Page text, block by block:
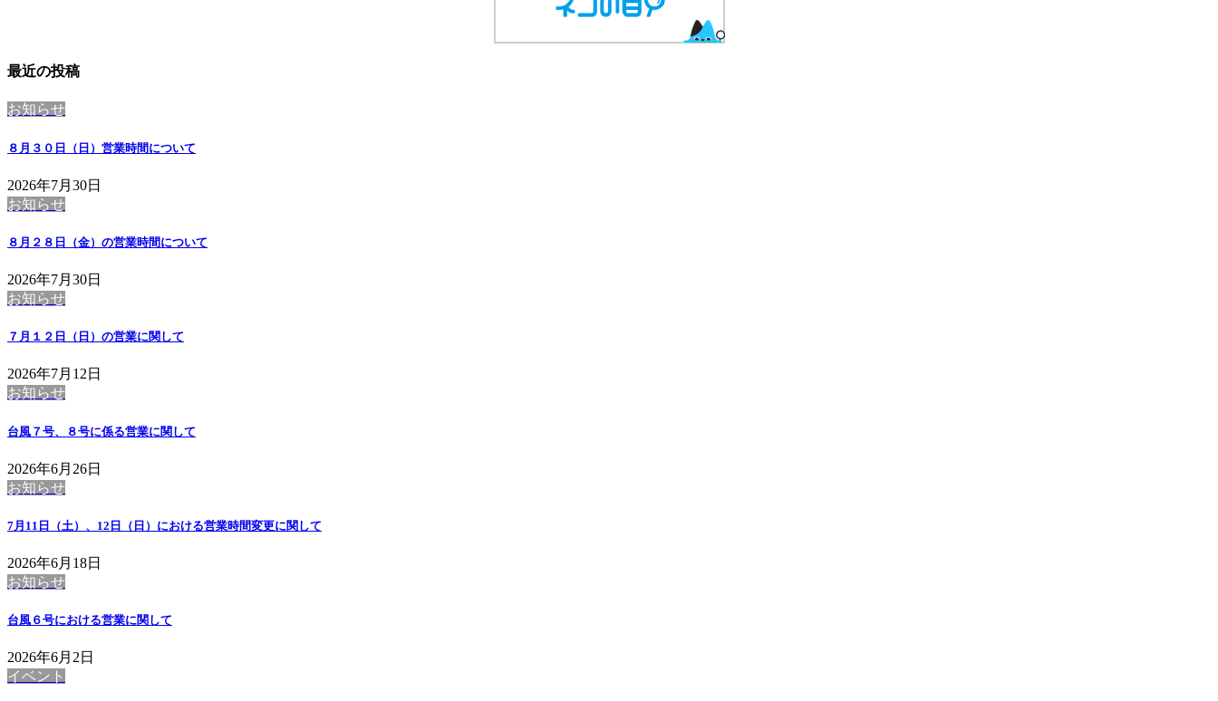
最近の投稿
お知らせ
８月３０日（日）営業時間について
2026年7月30日
お知らせ
８月２８日（金）の営業時間について
2026年7月30日
お知らせ
７月１２日（日）の営業に関して
2026年7月12日
お知らせ
台風７号、８号に係る営業に関して
2026年6月26日
お知らせ
7月11日（土）、12日（日）における営業時間変更に関して
2026年6月18日
お知らせ
台風６号における営業に関して
2026年6月2日
イベント